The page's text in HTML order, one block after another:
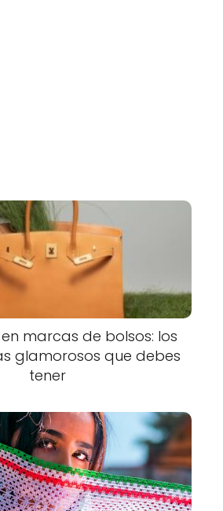
marcas de bolsos: los
glamorosos que debes
tener